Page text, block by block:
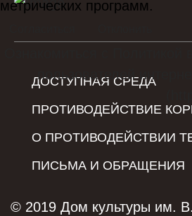
ДОСТУПНАЯ СРЕДА
ПРОТИВОДЕЙСТВИЕ
О ПРОТИВОДЕЙСТВИИ
ПИСЬМА И ОБРАЩЕНИЯ
© 2019 Дом культуры им.
метрических программ.
пользователей